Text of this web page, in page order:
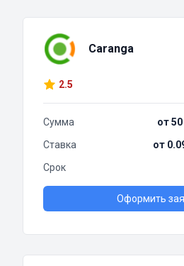
Caranga
2.5
Сумма
от
Ставка
от
Срок
Оформить